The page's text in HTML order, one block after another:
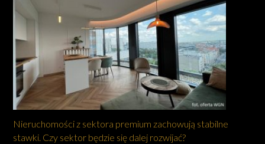
Nieruchomości z sektora premium zachowują stabilne
stawki. Czy sektor będzie się dalej rozwijać?